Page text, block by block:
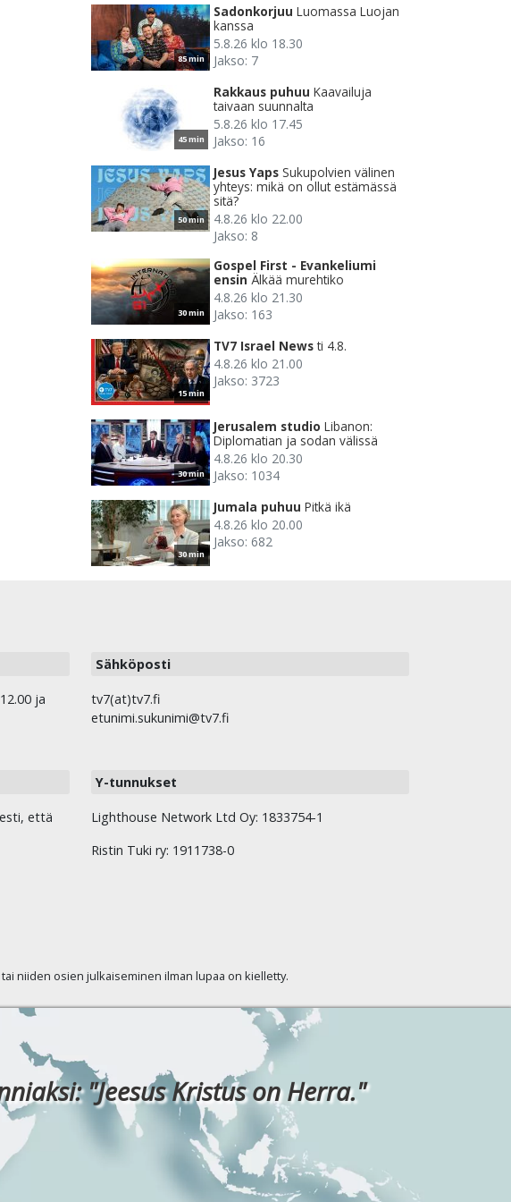
85 min
Sadonkorjuu Luomassa Luojan
kanssa
5.8.26 klo 18.30
Jakso: 7
45 min
Rakkaus puhuu Kaavailuja
taivaan suunnalta
5.8.26 klo 17.45
Jakso: 16
50 min
Jesus Yaps Sukupolvien välinen
yhteys: mikä on ollut estämässä
sitä?
4.8.26 klo 22.00
Jakso: 8
30 min
Gospel First - Evankeliumi
ensin Älkää murehtiko
4.8.26 klo 21.30
Jakso: 163
15 min
TV7 Israel News ti 4.8.
4.8.26 klo 21.00
Jakso: 3723
30 min
Jerusalem studio Libanon:
Diplomatian ja sodan välissä
4.8.26 klo 20.30
Jakso: 1034
30 min
Jumala puhuu Pitkä ikä
4.8.26 klo 20.00
Jakso: 682
ja
Sähköposti
tv7(at)tv7.fi
etunimi.sukunimi@tv7.fi
että
Y-tunnukset
Lighthouse Network Ltd Oy: 1833754-1
Ristin Tuki ry: 1911738-0
niiden osien julkaiseminen ilman lupaa on kielletty.
"Jeesus Kristus on Herra."